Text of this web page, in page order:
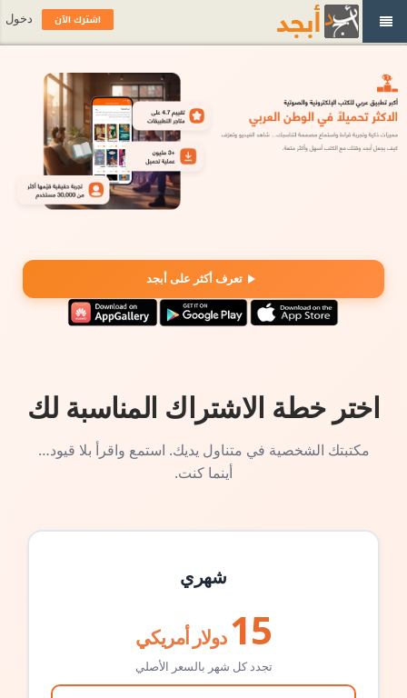
تعرف أكثر على أبجد
اختر خطة الاشتراك المناسبة لك
مكتبتك الشخصية في متناول يديك. استمع واقرأ بلا قيود…
أينما كنت.
شهري
15 دولار أمريكي
تجدد كل شهر بالسعر الأصلي
اشترك الآن دخول